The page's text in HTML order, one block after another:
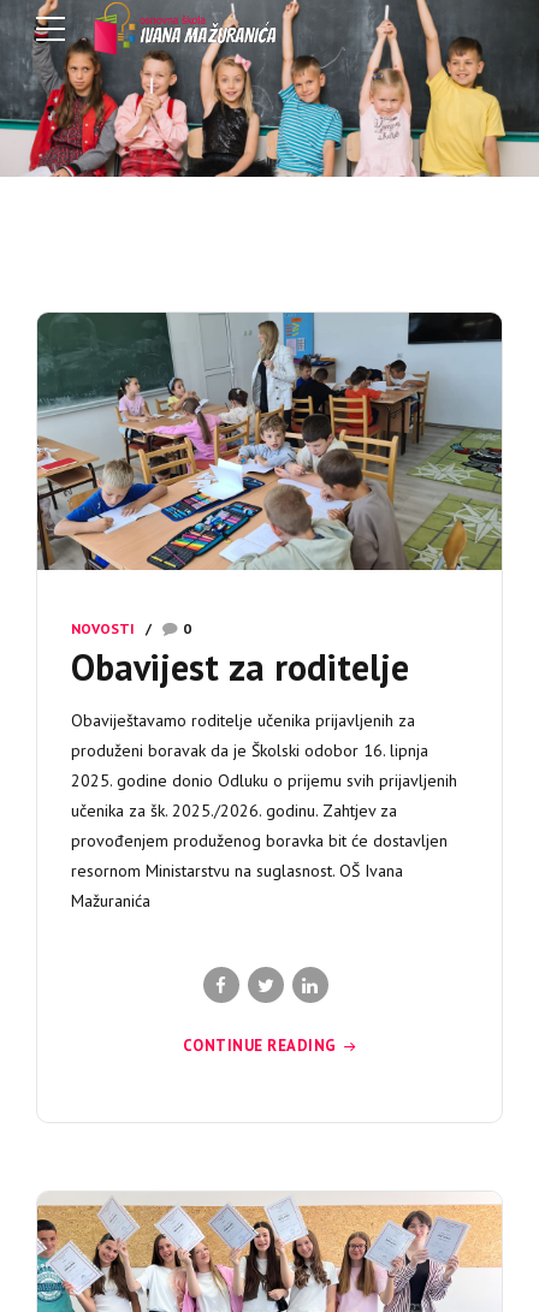
NOVOSTI 0
Obavijest za roditelje
Obaviještavamo roditelje učenika prijavljenih za
produženi boravak da je Školski odobor 16. lipnja
2025. godine donio Odluku o prijemu svih prijavljenih
učenika za šk. 2025./2026. godinu. Zahtjev za
provođenjem produženog boravka bit će dostavljen
resornom Ministarstvu na suglasnost. OŠ Ivana
Mažuranića
CONTINUE READING